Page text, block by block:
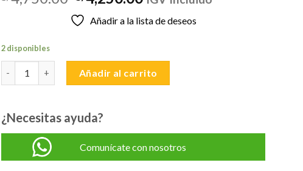
precio
original
actual
Añadir a la lista de deseos
2 disponibles
Añadir al carrito
¿Necesitas ayuda?
Comunícate con nosotros